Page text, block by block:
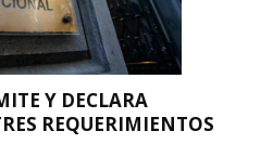
Y DECLARA
REQUERIMIENTOS